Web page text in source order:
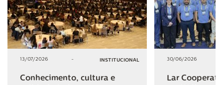
13/07/2026 - INSTITUCIONAL
Conhecimento, cultura e
30/06/2026
Lar